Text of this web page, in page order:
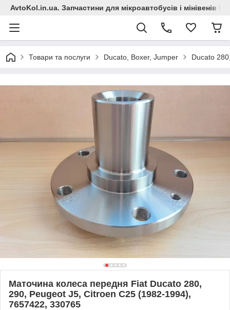
AvtoKol.in.ua. Запчастини для мікроавтобусів і мінівенів
Товари та послуги Ducato, Boxer, Jumper Ducato
Маточина колеса передня Fiat Ducato 280,
290, Peugeot J5, Citroen C25 (1982-1994),
7657422, 330765